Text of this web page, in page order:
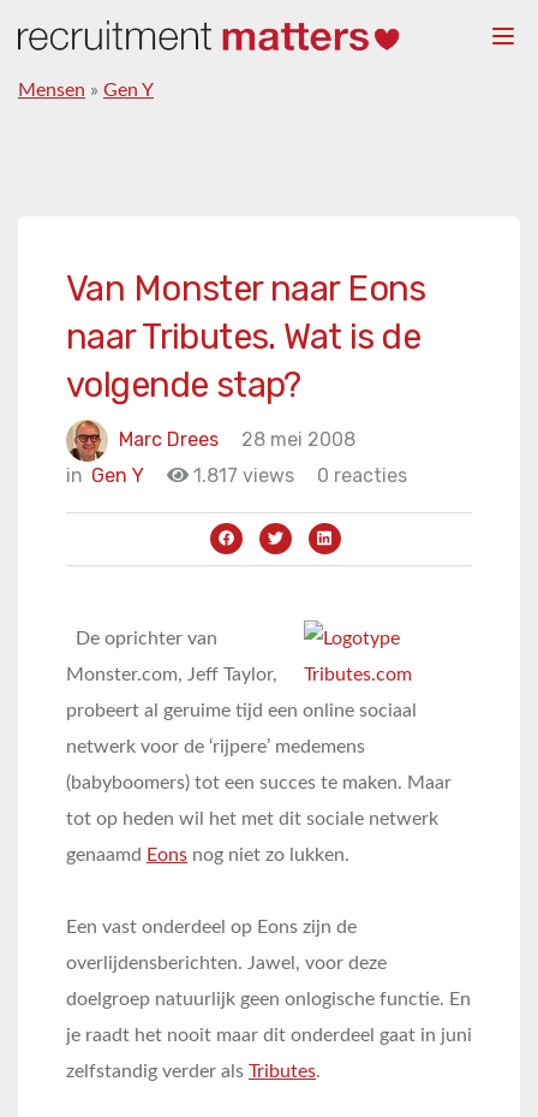
Mensen » Gen Y
Van Monster naar Eons
naar Tributes. Wat is de
volgende stap?
Marc Drees
28 mei 2008
in Gen Y 1.817 views 0 reacties
De oprichter van
Monster.com, Jeff Taylor,
probeert al geruime tijd een online sociaal
netwerk voor de ‘rijpere’ medemens
(babyboomers) tot een succes te maken. Maar
tot op heden wil het met dit sociale netwerk
genaamd Eons nog niet zo lukken.
Een vast onderdeel op Eons zijn de
overlijdensberichten. Jawel, voor deze
doelgroep natuurlijk geen onlogische functie. En
je raadt het nooit maar dit onderdeel gaat in juni
zelfstandig verder als Tributes.